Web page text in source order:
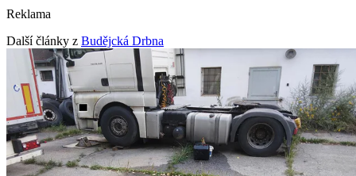
Reklama
Další články z Budějcká Drbna